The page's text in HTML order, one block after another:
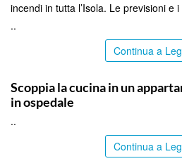
incendi in tutta l’Isola. Le previsioni e
..
Continua a
Scoppia la cucina in un
in ospedale
..
Continua a